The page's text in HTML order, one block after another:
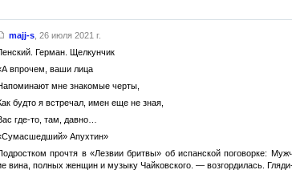
majj-s, 26 июля 2021 г.
Герман. Щелкунчик
впрочем, ваши лица
мне знакомые черты,
будто я встречал, имен еще не зная,
где-то, там, давно…
Апухтин»
прочтя в «Лезвии бритвы» об испанской поговорке:
вина, полных женщин и музыку Чайковского. — возгордилась.